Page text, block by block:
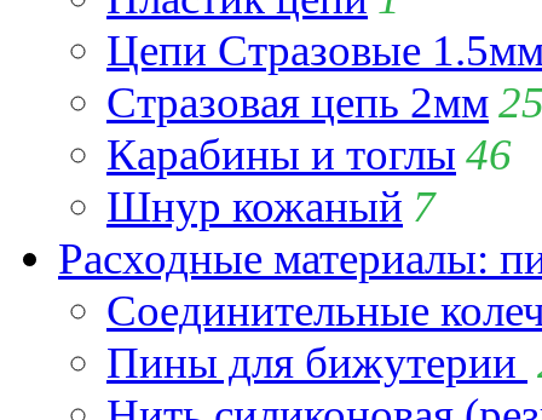
Цепи Стразовые
Стразовая цепь 2мм
Карабины и тоглы 46
Шнур кожаный 7
Расходные материалы:
Соединительные
Пины для бижутерии